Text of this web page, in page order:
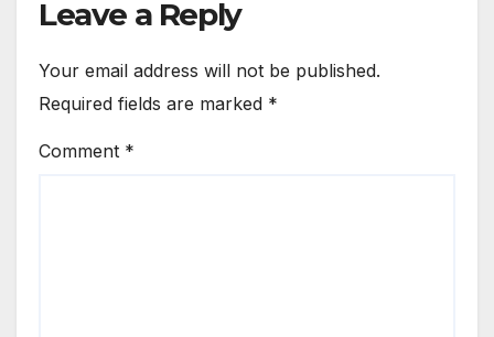
Leave a Reply
Your email address will not be published.
Required fields are marked *
Comment *